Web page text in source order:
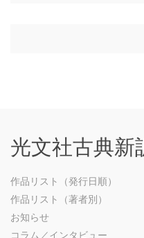
光文社古典新
作品リスト（発行日順）
作品リスト（著者別）
お知らせ
コラム／インタビュー